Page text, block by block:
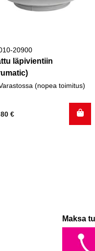
20900
läpivientiin
(nopea toimitus)
€
Maksa